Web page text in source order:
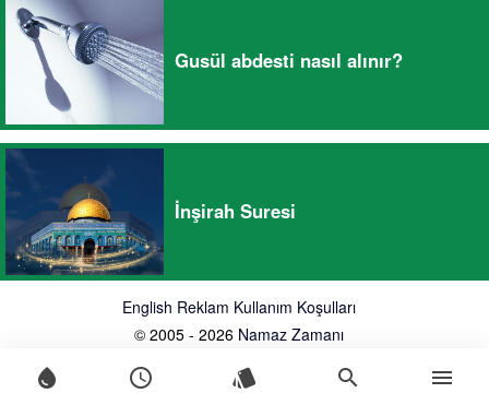
water_drop schedule style search menu
Gusül abdesti nasıl alınır?
İnşirah Suresi
English Reklam Kullanım Koşulları
© 2005 - 2026 Namaz Zamanı